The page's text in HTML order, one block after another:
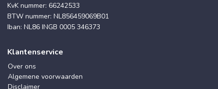
KvK nummer: 66242533
BTW nummer: NL856459069B01
Iban: NL86 INGB 0005 346373
Klantenservice
Over ons
Algemene voorwaarden
Disclaimer